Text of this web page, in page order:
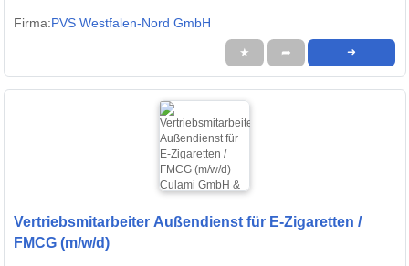
Firma:PVS Westfalen-Nord GmbH
★ ➦ ➜
Vertriebsmitarbeiter Außendienst für E-Zigaretten /
FMCG (m/w/d)